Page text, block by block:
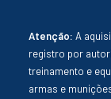
Atenção: A
registro por
treinamento e
armas e